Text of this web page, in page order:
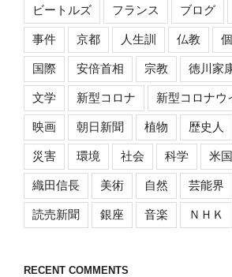
ビートルズ フランス ブログ
事件 京都 人生訓 仏教
国際 安倍首相 宗教 徳川家
文学 新型コロナ 新型コロナウ
映画 朝日新聞 植物 歴史人
災害 環境 社会 科学 米国
織田信長 美術 自然 芸能界
読売新聞 銀座 音楽 ＮＨＫ
RECENT COMMENTS